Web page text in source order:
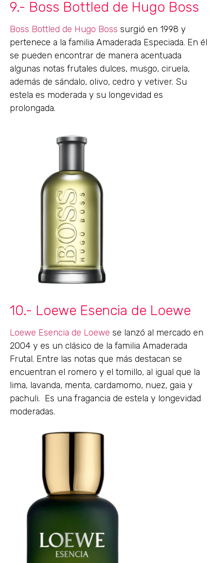
9.- Boss Bottled de Hugo Boss
Boss Bottled de Hugo Boss surgió en 1998 y
pertenece a la familia Amaderada Especiada. En él
se pueden encontrar de manera acentuada
algunas notas frutales dulces, musgo, ciruela,
además de sándalo, olivo, cedro y vetiver. Su
estela es moderada y su longevidad es
prolongada.
10.- Loewe Esencia de Loewe
Loewe Esencia de Loewe se lanzó al mercado en
2004 y es un clásico de la familia Amaderada
Frutal. Entre las notas que más destacan se
encuentran el romero y el tomillo, al igual que la
lima, lavanda, menta, cardamomo, nuez, gaia y
pachuli. Es una fragancia de estela y longevidad
moderadas.